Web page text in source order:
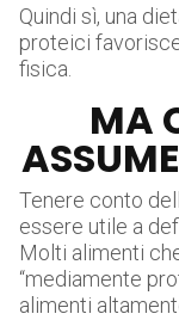
Quindi sì, una
proteici
fisica.
MA
Tenere conto
essere utile a
Molti alimenti
“mediamente
alimenti